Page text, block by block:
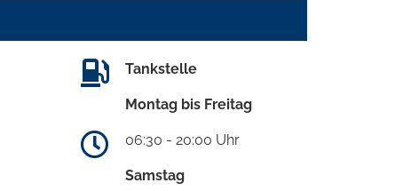
Tankstelle
Montag bis Freitag
06:30 - 20:00 Uhr
Samstag